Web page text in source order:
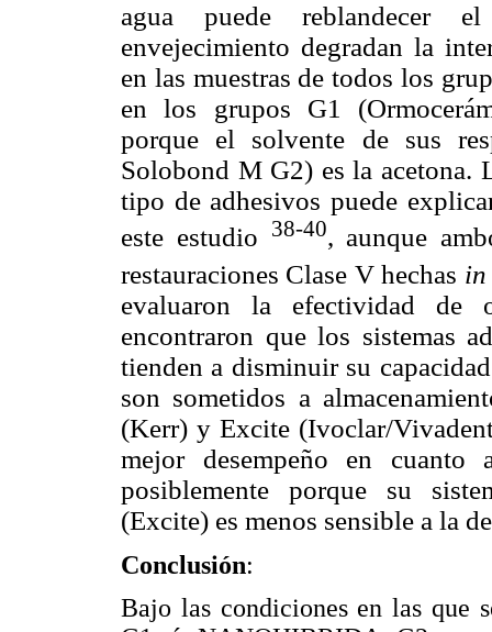
agua puede reblandecer
envejecimiento degradan la
en las muestras de todos los
en los grupos G1
porque el solvente de sus
Solobond M G2) es la acetona.
tipo de adhesivos puede
este estudio
38-40, aunque
restauraciones Clase V hechas
evaluaron la efectividad de
encontraron que los sistemas
tienden a disminuir su
son sometidos a
(Kerr) y Excite (Ivoclar/
mejor desempeño en
posiblemente porque su
(Excite) es menos sensible a la
Conclusión:
Bajo las condiciones en las que